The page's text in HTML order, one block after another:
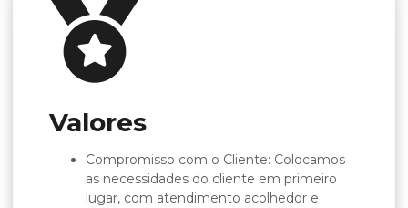
Valores
Compromisso com o Cliente: Colocamos
as necessidades do cliente em primeiro
lugar, com atendimento acolhedor e